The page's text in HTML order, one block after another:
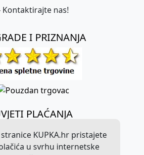
KUPKA.hr pristajete
u svrhu internetske
Kontaktirajte nas!
I PRIZNANJA
PLAĆANJA